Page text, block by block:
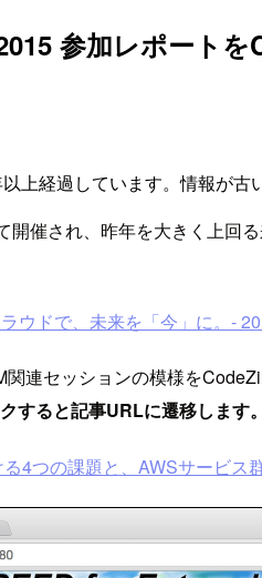
参加レポート
上経過しています。情報が古
開催され、昨年を大きく上回
ウドで、未来を「今」に。-
連セッションの模様を
すると記事URLに遷移します。
4つの課題と、AWSサービス